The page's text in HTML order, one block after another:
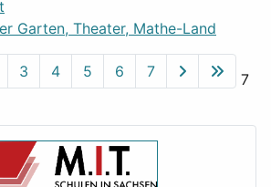
Garten, Theater, Mathe-Land
Seite 1 von 7
3 4 5 6 7